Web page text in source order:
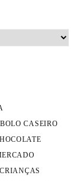
BOLO CASEIRO
CRIANÇAS